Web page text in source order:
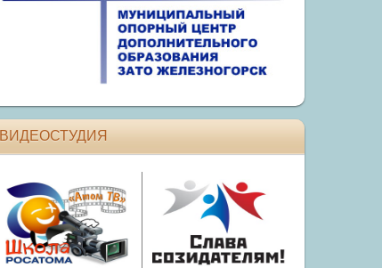
ВИДЕОСТУДИЯ